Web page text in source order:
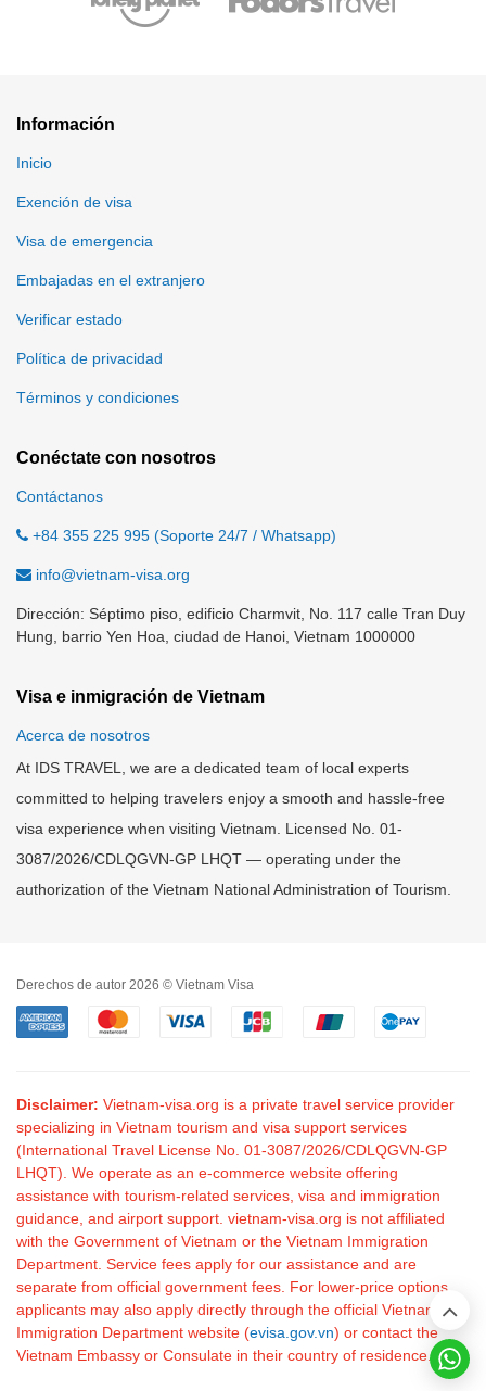
Información
Inicio
Exención de visa
Visa de emergencia
Embajadas en el extranjero
Verificar estado
Política de privacidad
Términos y condiciones
Conéctate con nosotros
Contáctanos
+84 355 225 995 (Soporte 24/7 / Whatsapp)
info@vietnam-visa.org
Dirección: Séptimo piso, edificio Charmvit, No. 117 calle Tran Duy
Hung, barrio Yen Hoa, ciudad de Hanoi, Vietnam 1000000
Visa e inmigración de Vietnam
Acerca de nosotros
At IDS TRAVEL, we are a dedicated team of local experts
committed to helping travelers enjoy a smooth and hassle-free
visa experience when visiting Vietnam. Licensed No. 01-
3087/2026/CDLQGVN-GP LHQT — operating under the
authorization of the Vietnam National Administration of Tourism.
Derechos de autor 2026 © Vietnam Visa
Disclaimer: Vietnam-visa.org is a private travel service provider
specializing in Vietnam tourism and visa support services
(International Travel License No. 01-3087/2026/CDLQGVN-GP
LHQT). We operate as an e-commerce website offering
assistance with tourism-related services, visa and immigration
guidance, and airport support. vietnam-visa.org is not affiliated
with the Government of Vietnam or the Vietnam Immigration
Department. Service fees apply for our assistance and are
separate from official government fees. For lower-price options,
applicants may also apply directly through the official Vietnam
Immigration Department website (evisa.gov.vn) or contact the
Vietnam Embassy or Consulate in their country of residence.